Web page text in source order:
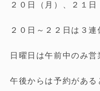
２０日（月）、２１日
２０日～２２日は３連
日曜日は午前中のみ営
午後からは予約がある